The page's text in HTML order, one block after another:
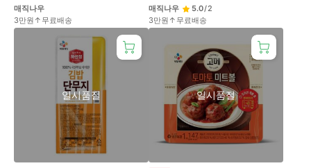
매직나우
3만원↑무료배송
매직나우 5.0/2
3만원↑무료배송
일시품절 일시품절